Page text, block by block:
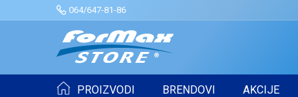
064/647-81-86
PROIZVODI BRENDOVI AKCIJE